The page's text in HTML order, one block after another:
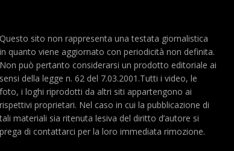
Questo sito non rappresenta una testata giornalistica
in quanto viene aggiornato con periodicità non definita.
Non può pertanto considerarsi un prodotto editoriale ai
sensi della legge n. 62 del 7.03.2001.Tutti i video, le
foto, i loghi riprodotti da altri siti appartengono ai
rispettivi proprietari. Nel caso in cui la pubblicazione di
tali materiali sia ritenuta lesiva del diritto d’autore si
prega di contattarci per la loro immediata rimozione.